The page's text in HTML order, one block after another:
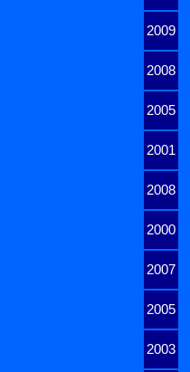
2009
2008
2005
2001
2008
2000
2007
2005
2003